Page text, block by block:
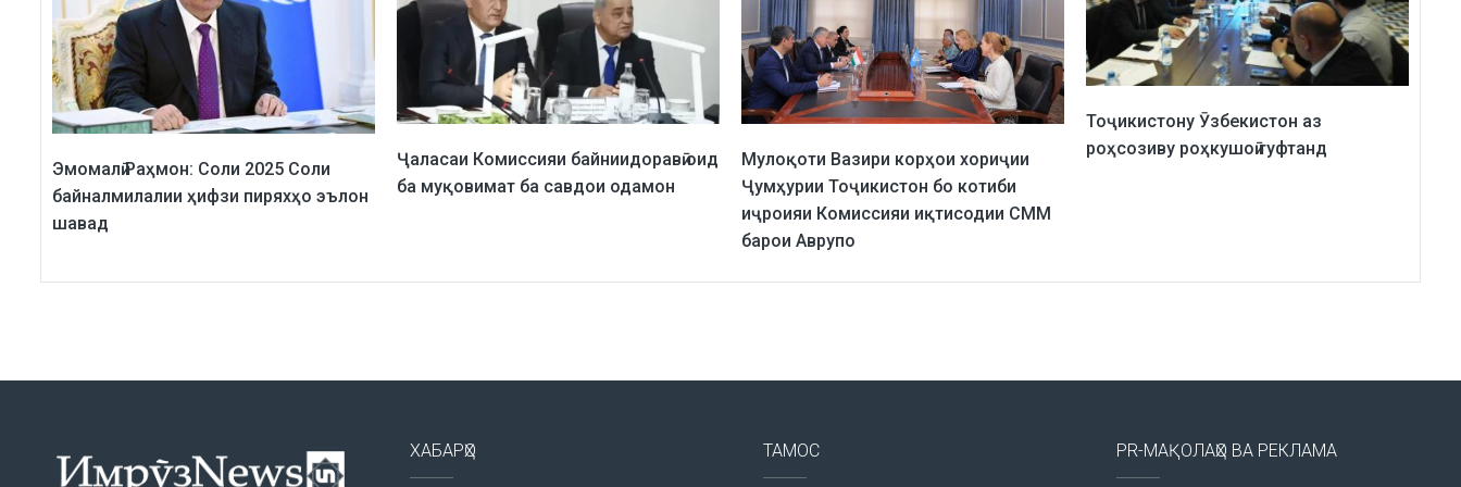
Эмомалӣ Раҳмон: Соли 2025 Соли
байналмилалии ҳифзи пиряхҳо эълон
шавад
Ҷаласаи Комиссияи байниидоравӣ оид
ба муқовимат ба савдои одамон
Мулоқоти Вазири корҳои хориҷии
Ҷумҳурии Тоҷикистон бо котиби
иҷроияи Комиссияи иқтисодии СММ
барои Аврупо
Тоҷикистону Ӯзбекистон аз
роҳсозиву роҳкушоӣ гуфтанд
ХАБАРҲО ТАМОС PR-МАҚОЛАҲО ВА РЕКЛАМА